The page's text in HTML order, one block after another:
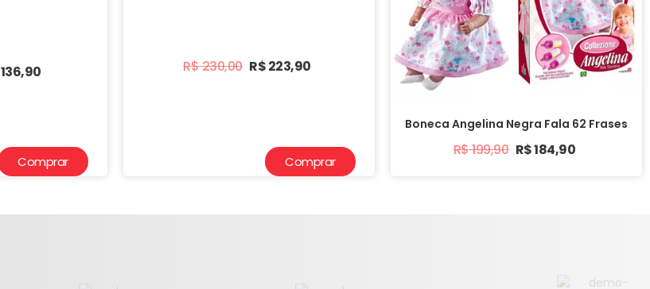
136,90 R$230,00 R$223,90
Comprar
Boneca Angelina Negra Fala 62 Frases
R$199,90 R$184,90
Comprar